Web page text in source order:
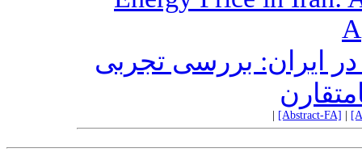
ایران: بررسی تجربی
[Abstract-FA]